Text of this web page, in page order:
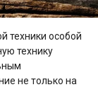
техники особой
технику
не только на